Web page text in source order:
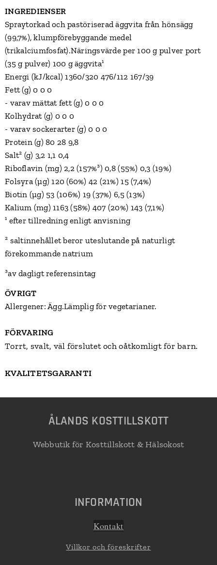
INGREDIENSER
Spraytorkad och pastöriserad äggvita från hönsägg
(99,7%), klumpförebyggande medel
(trikalciumfosfat).Näringsvärde per 100 g pulver port
(35 g pulver) 100 g äggvita¹
Energi (kJ/kcal) 1360/320 476/112 167/39
Fett (g) 0 0 0
- varav mättat fett (g) 0 0 0
Kolhydrat (g) 0 0 0
- varav sockerarter (g) 0 0 0
Protein (g) 80 28 9,8
Salt² (g) 3,2 1,1 0,4
Riboflavin (mg) 2,2 (157%³) 0,8 (55%) 0,3 (19%)
Folsyra (µg) 120 (60%) 42 (21%) 15 (7,4%)
Biotin (µg) 53 (106%) 19 (37%) 6,5 (13%)
Kalium (mg) 1163 (58%) 407 (20%) 143 (7,1%)
¹ efter tillredning enligt anvisning
² saltinnehållet beror uteslutande på naturligt
förekommande natrium
³av dagligt referensintag
ÖVRIGT
Allergener: Ägg.Lämplig för vegetarianer.
FÖRVARING
Torrt, svalt, väl förslutet och oåtkomligt för barn.
KVALITETSGARANTI
ÅLANDS KOSTTILLSKOTT
Webbutik för Kosttillskott & Hälsokost
INFORMATION
Kontakt
Villkor och föreskrifter